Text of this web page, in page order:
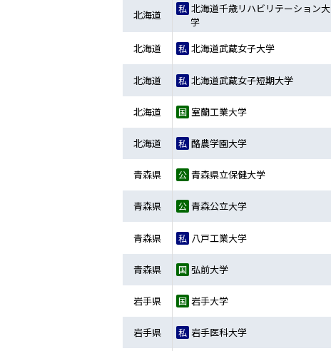
北海道
北海道千歳リハビリテーション大
学
北海道 北海道武蔵女子大学
北海道 北海道武蔵女子短期大学
北海道 室蘭工業大学
北海道 酪農学園大学
青森県 青森県立保健大学
青森県 青森公立大学
青森県 八戸工業大学
青森県 弘前大学
岩手県 岩手大学
岩手県 岩手医科大学